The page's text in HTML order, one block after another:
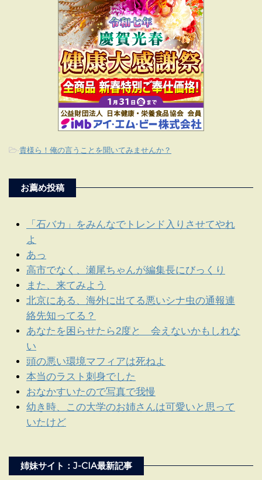
-貴様ら！俺の言うことを聞いてみませんか？
お薦め投稿
「石バカ」をみんなでトレンド入りさせてやれ
よ
あっ
高市でなく、瀬尾ちゃんが編集長にびっくり
また、来てみよう
北京にある、海外に出てる悪いシナ虫の通報連
絡先知ってる？
あなたを困らせたら2度と 会えないかもしれな
い
頭の悪い環境マフィアは死ねよ
本当のラスト刺身でした
おなかすいたので写真で我慢
幼き時、この大学のお姉さんは可愛いと思って
いたけど
姉妹サイト：J-CIA最新記事